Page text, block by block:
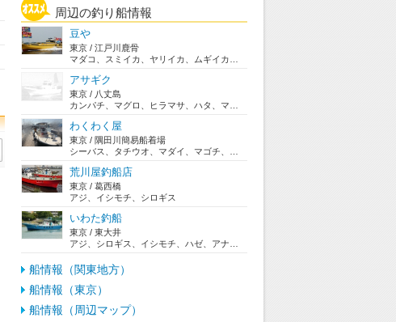
周辺の釣り船情報
豆や
東京 / 江戸川鹿骨
アサギク
東京 / 八丈島
わくわく屋
東京 / 隅田川簡易船着場
荒川屋釣船店
東京 / 葛西橋
アジ、イシモチ、シロギス
いわた釣船
東京 / 東大井
船情報（関東地方）
船情報（東京）
船情報（周辺マップ）